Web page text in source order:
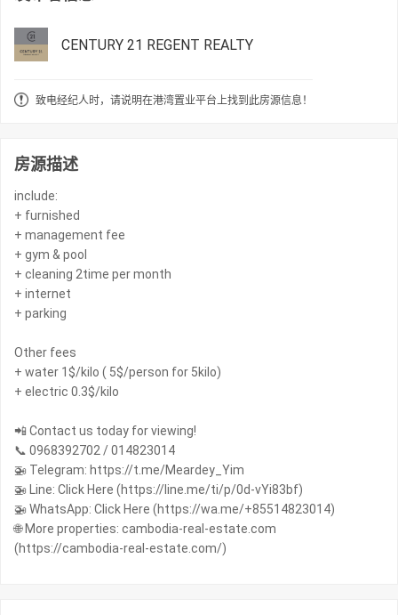
CENTURY 21 REGENT REALTY
致电经纪人时，请说明在港湾置业平台上找到此房源信息！
房源描述
include:
+ furnished
+ management fee
+ gym & pool
+ cleaning 2time per month
+ internet
+ parking
Other fees
+ water 1$/kilo ( 5$/person for 5kilo)
+ electric 0.3$/kilo
📲 Contact us today for viewing!
📞 0968392702 / 014823014
🚁 Telegram: https://t.me/Meardey_Yim
🚁 Line: Click Here (https://line.me/ti/p/0d-vYi83bf)
🚁 WhatsApp: Click Here (https://wa.me/+85514823014)
🌐 More properties: cambodia-real-estate.com
(https://cambodia-real-estate.com/)